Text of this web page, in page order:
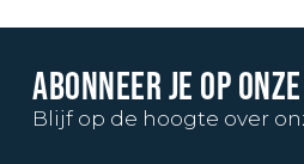
ABONNEER JE OP
Blijf op de hoogte over